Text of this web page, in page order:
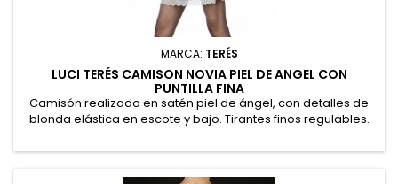
MARCA: TERÉS
LUCI TERÉS CAMISON NOVIA PIEL DE ANGEL CON
PUNTILLA FINA
Camisón realizado en satén piel de ángel, con detalles de
blonda elástica en escote y bajo. Tirantes finos regulables.